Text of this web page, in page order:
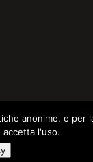
Politica
anonime, e
accetta l'uso.